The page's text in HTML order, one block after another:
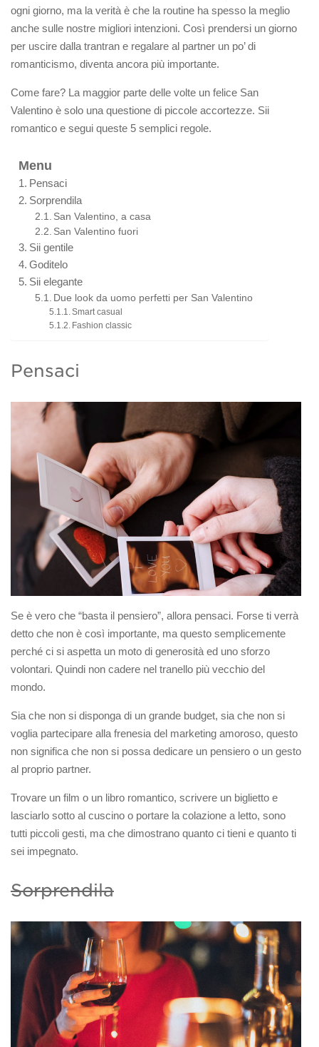
ogni giorno, ma la verità è che la routine ha spesso la meglio
anche sulle nostre migliori intenzioni. Così prendersi un giorno
per uscire dalla trantran e regalare al partner un po’ di
romanticismo, diventa ancora più importante.
Come fare? La maggior parte delle volte un felice San
Valentino è solo una questione di piccole accortezze. Sii
romantico e segui queste 5 semplici regole.
Menu
Pensaci
Sorprendila
San Valentino, a casa
San Valentino fuori
Sii gentile
Goditelo
Sii elegante
Due look da uomo perfetti per San Valentino
Smart casual
Fashion classic
Pensaci
Se è vero che “basta il pensiero”, allora pensaci. Forse ti verrà
detto che non è così importante, ma questo semplicemente
perché ci si aspetta un moto di generosità ed uno sforzo
volontari. Quindi non cadere nel tranello più vecchio del
mondo.
Sia che non si disponga di un grande budget, sia che non si
voglia partecipare alla frenesia del marketing amoroso, questo
non significa che non si possa dedicare un pensiero o un gesto
al proprio partner.
Trovare un film o un libro romantico, scrivere un biglietto e
lasciarlo sotto al cuscino o portare la colazione a letto, sono
tutti piccoli gesti, ma che dimostrano quanto ci tieni e quanto ti
sei impegnato.
Sorprendila